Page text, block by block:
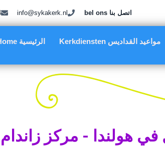
info@sykakerk.nl bel ons اتصل بنا
Home الرئيسية Kerkdiensten مواعيد القداديس
هولندا - مركز